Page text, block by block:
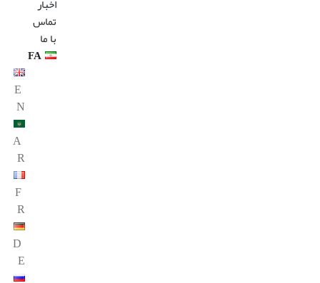
اخبار
تماس
با ما
FA
E
N
A
R
F
R
D
E